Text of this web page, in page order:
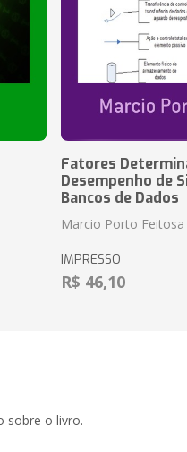
Fatores
Desempenho de
Bancos de Dados
Marcio Porto Feitosa
IMPRESSO
R$ 46,10
sobre o livro.